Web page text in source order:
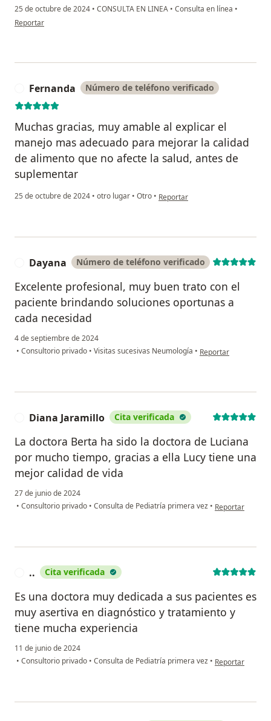
25 de octubre de 2024 • CONSULTA EN LINEA • Consulta en línea •
en opinión del usuario Monica M.
Reportar
Fernanda Número de teléfono verificado
Muchas gracias, muy amable al explicar el
manejo mas adecuado para mejorar la calidad
de alimento que no afecte la salud, antes de
suplementar
25 de octubre de 2024 • otro lugar • Otro • en opinión del usuario Fernanda
Reportar
Dayana Número de teléfono verificado
Excelente profesional, muy buen trato con el
paciente brindando soluciones oportunas a
cada necesidad
4 de septiembre de 2024
• Consultorio privado • Visitas sucesivas Neumología • en opinión del
Reportar
Diana Jaramillo Cita verificada
La doctora Berta ha sido la doctora de Luciana
por mucho tiempo, gracias a ella Lucy tiene una
mejor calidad de vida
27 de junio de 2024
• Consultorio privado • Consulta de Pediatría primera vez • en opinión del
Reportar
.. Cita verificada
Es una doctora muy dedicada a sus pacientes es
muy asertiva en diagnóstico y tratamiento y
tiene mucha experiencia
11 de junio de 2024
• Consultorio privado • Consulta de Pediatría primera vez • en opinión del
Reportar